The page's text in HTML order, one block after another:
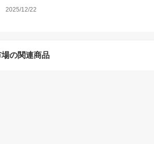
2025/12/22
の関連商品